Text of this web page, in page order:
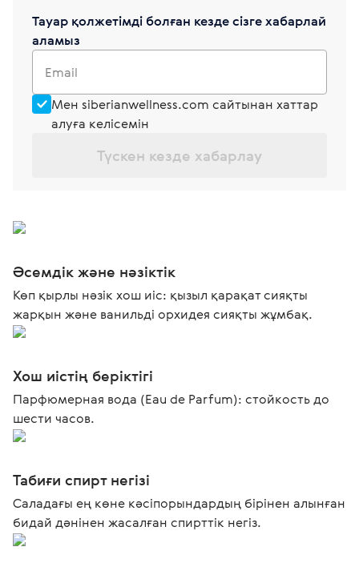
Тауар қолжетімді болған кезде сізге хабарлай
аламыз
Email
Мен siberianwellness.com сайтынан хаттар
алуға келісемін
Түскен кезде хабарлау
Әсемдік және нәзіктік
Көп қырлы нәзік хош иіс: қызыл қарақат сияқты
жарқын және ванильді орхидея сияқты жұмбақ.
Хош иістің беріктігі
Парфюмерная вода (Eau de Parfum): стойкость до
шести часов.
Табиғи спирт негізі
Саладағы ең көне кәсіпорындардың бірінен алынған
бидай дәнінен жасалған спирттік негіз.